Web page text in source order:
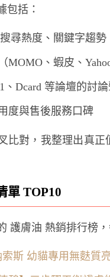
包括：
尋熱度、關鍵字趨勢
MOMO、蝦皮、
、Dcard 等論壇的討
度與售後服務口碑
比對，我整理出真
單 TOP10
護膚油 熱銷排行榜
索斯 幼貓專用無麩質